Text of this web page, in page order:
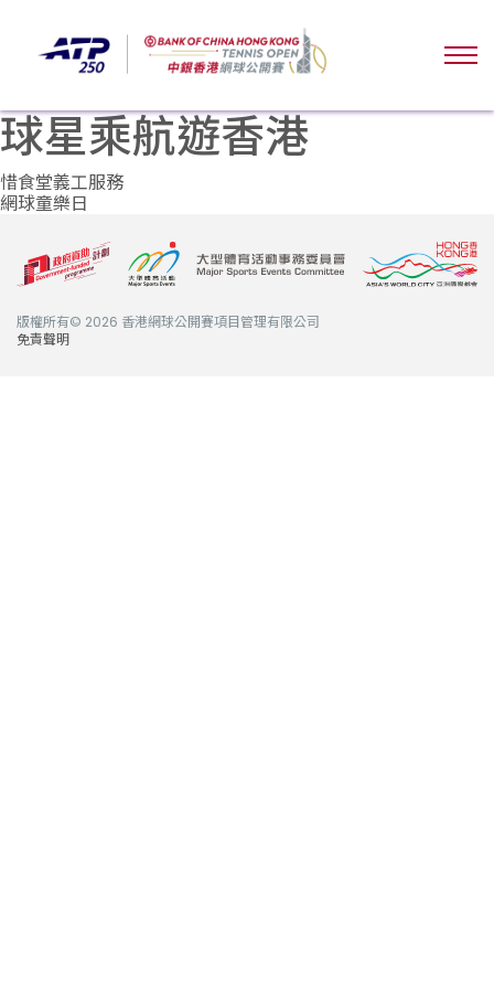
球星乘航遊香港
文
導
覽
惜食堂義工服務
網球童樂日
版權所有© 2026 香港網球公開賽項目管理有限公司
免責聲明